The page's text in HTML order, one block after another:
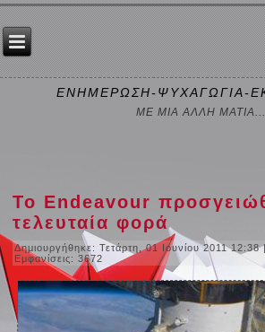
ΕΝΗΜΕΡΩΣΗ-ΨΥΧΑΓΩΓΙΑ-
ΜΕ ΜΙΑ ΑΛΛΗ ΜΑΤΙΑ...
To Endeavour
τελευταία φορά
Δημιουργήθηκε: Τετάρτη, 01 Ιουνίου 2011 12:38
Εμφανίσεις: 3672